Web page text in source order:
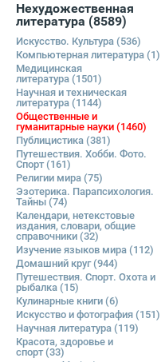
Нехудожественная
литература (8589)
Искусство. Культура (536)
Компьютерная литература (1)
Медицинская
литература (1501)
Научная и техническая
литература (1144)
Общественные и
гуманитарные науки (1460)
Публицистика (381)
Путешествия. Хобби. Фото.
Спорт(161)
Религии мира (75)
Эзотерика. Парапсихология.
Тайны (74)
Календари, нетекстовые
издания, словари, общие
справочники (32)
Изучение языков мира (112)
Домашний круг(944)
Путешествия. Спорт. Охота и
рыбалка (15)
Кулинарные книги (6)
Искусство и фотография (151)
Научная литература (119)
Красота, здоровье и
спорт(33)